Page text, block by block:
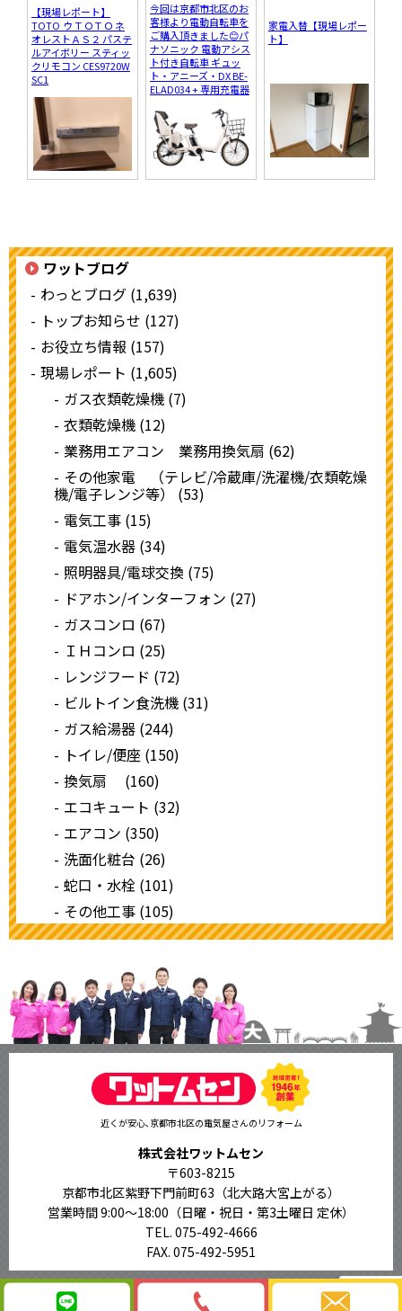
【現場レポート】
TOTO ウＴＯＴＯ ネ
オレストＡＳ２ パステ
ルアイボリー スティッ
クリモコン CES9720W
SC1
今回は京都市北区のお
客様より電動自転車を
ご購入頂きました😊パ
ナソニック 電動アシス
ト付き自転車 ギュッ
ト・アニーズ・DX BE-
ELAD034 + 専用充電器
家電入替【現場レポー
ト】
ワットブログ
わっとブログ (1,639)
トップお知らせ (127)
お役立ち情報 (157)
現場レポート (1,605)
ガス衣類乾燥機 (7)
衣類乾燥機 (12)
業務用エアコン 業務用換気扇 (62)
その他家電 （テレビ/冷蔵庫/洗濯機/衣類乾燥
機/電子レンジ等） (53)
電気工事 (15)
電気温水器 (34)
照明器具/電球交換 (75)
ドアホン/インターフォン (27)
ガスコンロ (67)
ＩＨコンロ (25)
レンジフード (72)
ビルトイン食洗機 (31)
ガス給湯器 (244)
トイレ/便座 (150)
換気扇 (160)
エコキュート (32)
エアコン (350)
洗面化粧台 (26)
蛇口・水栓 (101)
その他工事 (105)
近くが安心､京都市北区の電気屋さんのリフォーム
株式会社ワットムセン
〒603-8215
京都市北区紫野下門前町63（北大路大宮上がる）
営業時間 9:00〜18:00 （日曜・祝日・第3土曜日 定休）
TEL. 075-492-4666
FAX. 075-492-5951